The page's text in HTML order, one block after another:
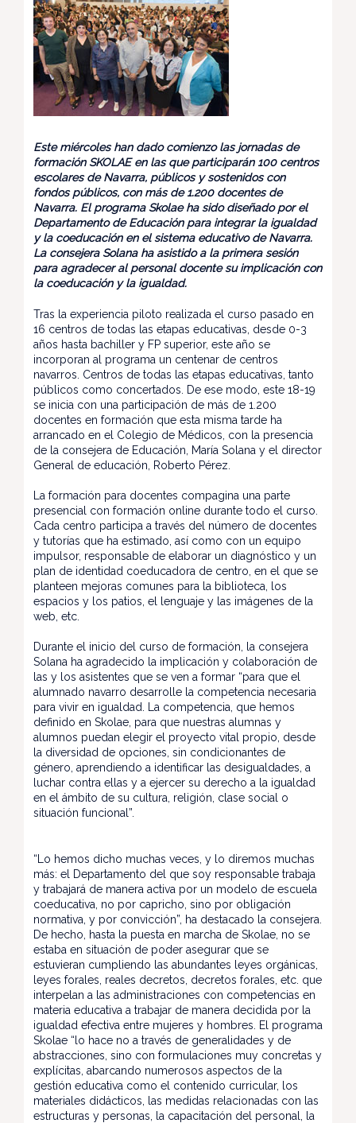
Este miércoles han dado comienzo las jornadas de
formación SKOLAE en las que participarán 100 centros
escolares de Navarra, públicos y sostenidos con
fondos públicos, con más de 1.200 docentes de
Navarra. El programa Skolae ha sido diseñado por el
Departamento de Educación para integrar la igualdad
y la coeducación en el sistema educativo de Navarra.
La consejera Solana ha asistido a la primera sesión
para agradecer al personal docente su implicación con
la coeducación y la igualdad.
Tras la experiencia piloto realizada el curso pasado en
16 centros de todas las etapas educativas, desde 0-3
años hasta bachiller y FP superior, este año se
incorporan al programa un centenar de centros
navarros. Centros de todas las etapas educativas, tanto
públicos como concertados. De ese modo, este 18-19
se inicia con una participación de más de 1.200
docentes en formación que esta misma tarde ha
arrancado en el Colegio de Médicos, con la presencia
de la consejera de Educación, María Solana y el director
General de educación, Roberto Pérez.
La formación para docentes compagina una parte
presencial con formación online durante todo el curso.
Cada centro participa a través del número de docentes
y tutorías que ha estimado, así como con un equipo
impulsor, responsable de elaborar un diagnóstico y un
plan de identidad coeducadora de centro, en el que se
planteen mejoras comunes para la biblioteca, los
espacios y los patios, el lenguaje y las imágenes de la
web, etc.
Durante el inicio del curso de formación, la consejera
Solana ha agradecido la implicación y colaboración de
las y los asistentes que se ven a formar “para que el
alumnado navarro desarrolle la competencia necesaria
para vivir en igualdad. La competencia, que hemos
definido en Skolae, para que nuestras alumnas y
alumnos puedan elegir el proyecto vital propio, desde
la diversidad de opciones, sin condicionantes de
género, aprendiendo a identificar las desigualdades, a
luchar contra ellas y a ejercer su derecho a la igualdad
en el ámbito de su cultura, religión, clase social o
situación funcional”.
“Lo hemos dicho muchas veces, y lo diremos muchas
más: el Departamento del que soy responsable trabaja
y trabajará de manera activa por un modelo de escuela
coeducativa, no por capricho, sino por obligación
normativa, y por convicción”, ha destacado la consejera.
De hecho, hasta la puesta en marcha de Skolae, no se
estaba en situación de poder asegurar que se
estuvieran cumpliendo las abundantes leyes orgánicas,
leyes forales, reales decretos, decretos forales, etc. que
interpelan a las administraciones con competencias en
materia educativa a trabajar de manera decidida por la
igualdad efectiva entre mujeres y hombres. El programa
Skolae “lo hace no a través de generalidades y de
abstracciones, sino con formulaciones muy concretas y
explícitas, abarcando numerosos aspectos de la
gestión educativa como el contenido curricular, los
materiales didácticos, las medidas relacionadas con las
estructuras y personas, la capacitación del personal, la